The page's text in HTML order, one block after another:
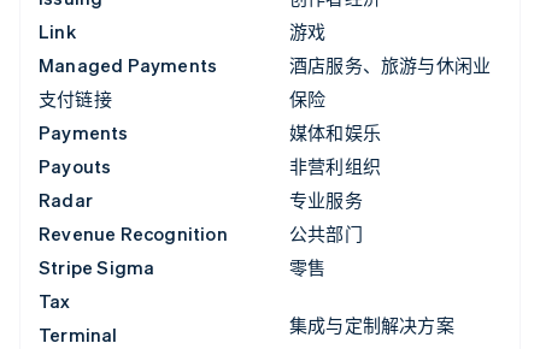
Link
Managed Payments
支付链接
Payments
Payouts
Radar
Revenue Recognition
Stripe Sigma
Tax
Terminal
游戏
酒店服务、旅游与休闲业
保险
媒体和娱乐
非营利组织
专业服务
公共部门
零售
集成与定制解决方案